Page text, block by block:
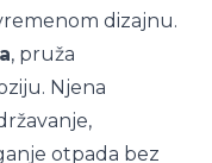
dizajnu.
, pruža
Njena
otpada bez